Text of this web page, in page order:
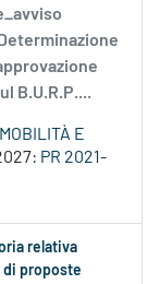
B.U.R.P....
E
PR 2021-
relativa
di proposte